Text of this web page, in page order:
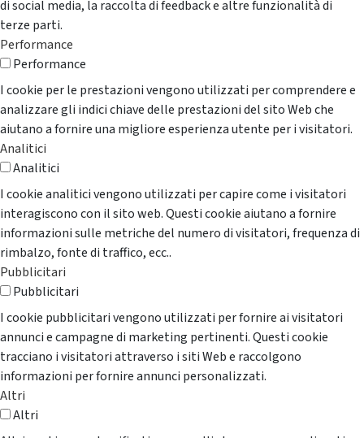
di social media, la raccolta di feedback e altre funzionalità di
terze parti.
Performance
Performance
I cookie per le prestazioni vengono utilizzati per comprendere e
analizzare gli indici chiave delle prestazioni del sito Web che
aiutano a fornire una migliore esperienza utente per i visitatori.
Analitici
Analitici
I cookie analitici vengono utilizzati per capire come i visitatori
interagiscono con il sito web. Questi cookie aiutano a fornire
informazioni sulle metriche del numero di visitatori, frequenza di
rimbalzo, fonte di traffico, ecc..
Pubblicitari
Pubblicitari
I cookie pubblicitari vengono utilizzati per fornire ai visitatori
annunci e campagne di marketing pertinenti. Questi cookie
tracciano i visitatori attraverso i siti Web e raccolgono
informazioni per fornire annunci personalizzati.
Altri
Altri